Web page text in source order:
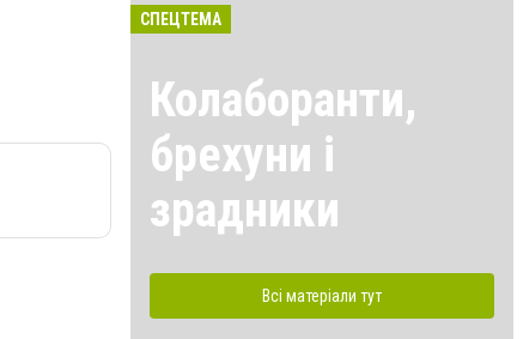
СПЕЦТЕМА
Колаборанти,
брехуни і
зрадники
Всі матеріали тут